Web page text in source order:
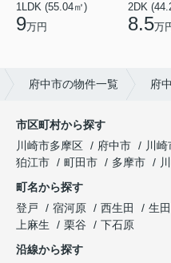
1LDK (55.04㎡)
9万円
2DK
8.5万
府中市の物件一覧 府
市区町村から探す
川崎市多摩区
府中市 川
狛江市
町田市 多摩市
町名から探す
登戸
宿河原 西生田 生田
上麻生
栗谷
下石原
沿線から探す